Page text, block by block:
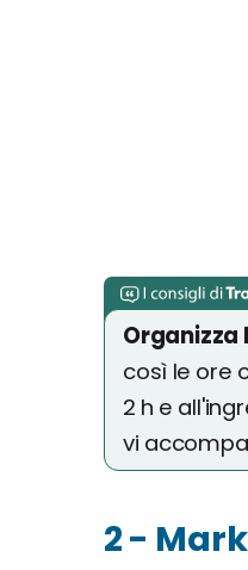
Organizza
così le ore
2 h e
vi
2 -